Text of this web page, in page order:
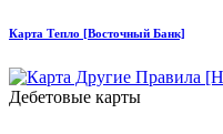
Карта Тепло [Восточный Банк]
Дебетовые карты